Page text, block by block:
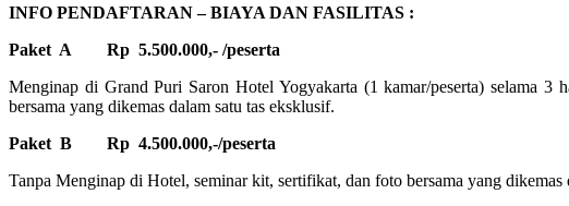
INFO PENDAFTARAN – BIAYA DAN FASILITAS :
Paket A Rp 5.500.000,- /peserta
Menginap di Grand Puri Saron Hotel Yogyakarta (1 kamar/peserta) selama
bersama yang dikemas dalam satu tas eksklusif.
Paket B Rp 4.500.000,-/peserta
Tanpa Menginap di Hotel, seminar kit, sertifikat, dan foto bersama yang